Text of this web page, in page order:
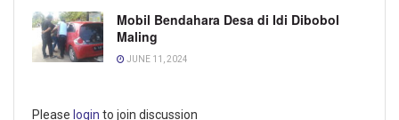
Mobil Bendahara Desa di Idi Dibobol
Maling
JUNE 11, 2024
Please login to join discussion